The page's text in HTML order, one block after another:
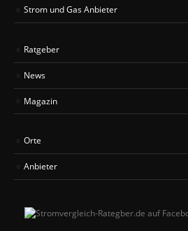
Strom und Gas Anbieter
Ratgeber
News
Magazin
Orte
Anbieter